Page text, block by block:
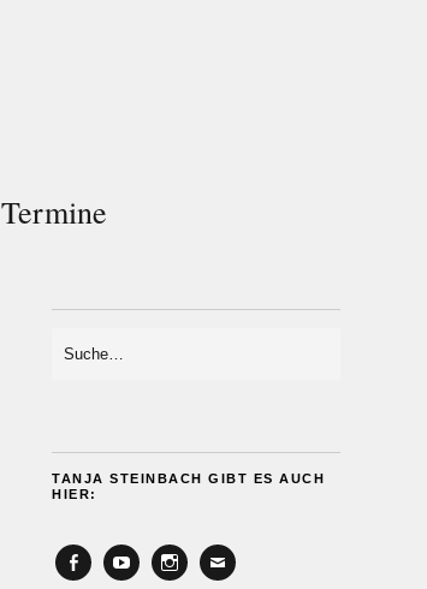
Termine
TANJA STEINBACH GIBT ES AUCH
HIER: